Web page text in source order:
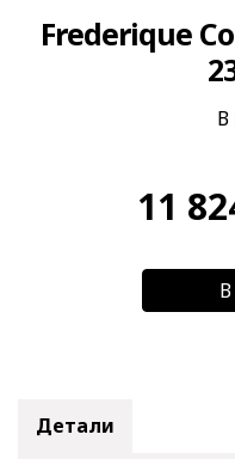
Frederique
В
11
Детали